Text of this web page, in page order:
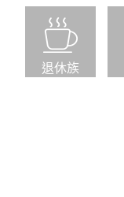
退休族